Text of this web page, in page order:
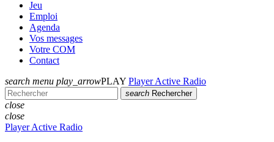
Jeu
Emploi
Agenda
Vos messages
Votre COM
Contact
search menu play_arrowPLAY Player Active Radio
search Rechercher
close
close
Player Active Radio